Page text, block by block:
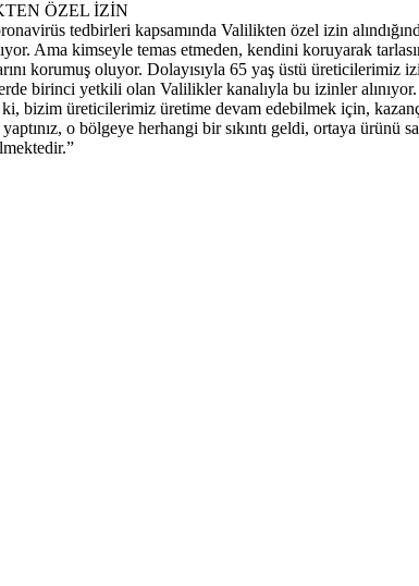
ÖZEL İZİN
tedbirleri kapsamında Valilikten özel izin
Ama kimseyle temas etmeden, kendini koruyarak
korumuş oluyor. Dolayısıyla 65 yaş üstü
birinci yetkili olan Valilikler kanalıyla bu izinler
bizim üreticilerimiz üretime devam edebilmek için,
o bölgeye herhangi bir sıkıntı geldi, ortaya